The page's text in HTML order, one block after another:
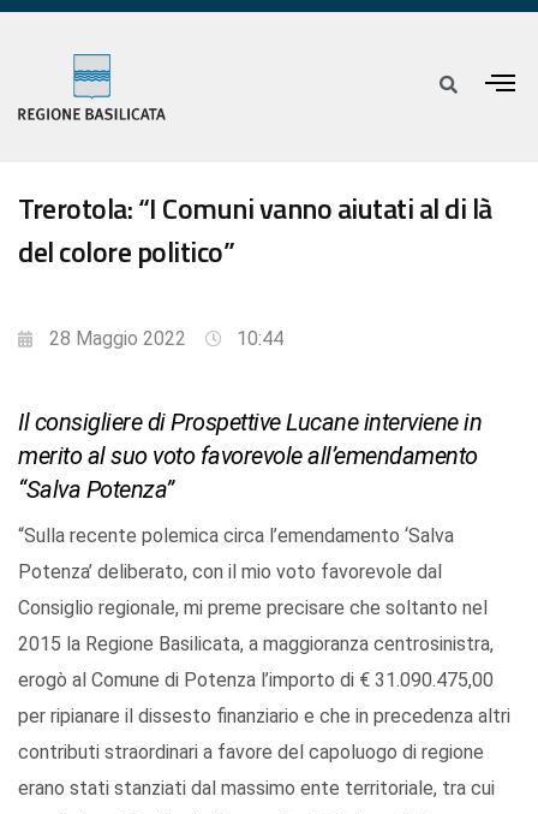
Trerotola: “I Comuni vanno aiutati al di là
del colore politico”
28 Maggio 2022 10:44
Il consigliere di Prospettive Lucane interviene in
merito al suo voto favorevole all’emendamento
“Salva Potenza”
“Sulla recente polemica circa l’emendamento ‘Salva
Potenza’ deliberato, con il mio voto favorevole dal
Consiglio regionale, mi preme precisare che soltanto nel
2015 la Regione Basilicata, a maggioranza centrosinistra,
erogò al Comune di Potenza l’importo di € 31.090.475,00
per ripianare il dissesto finanziario e che in precedenza altri
contributi straordinari a favore del capoluogo di regione
erano stati stanziati dal massimo ente territoriale, tra cui